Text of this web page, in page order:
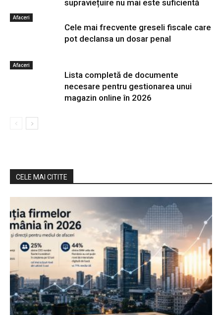
supraviețuire nu mai este suficientă
Afaceri
Cele mai frecvente greseli fiscale care
pot declansa un dosar penal
Afaceri
Lista completă de documente
necesare pentru gestionarea unui
magazin online în 2026
CELE MAI CITITE